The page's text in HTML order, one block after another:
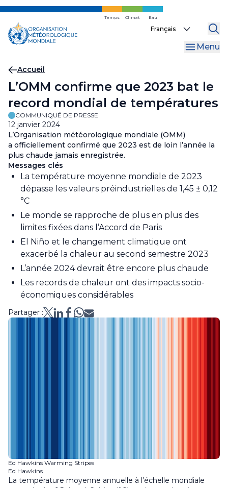
Skip
main
content
Temps Climat Eau
Select
Menu
Fil
d'Ariane
Accueil
L’OMM confirme que 2023 bat le
record mondial de températures
COMMUNIQUÉ DE PRESSE
12 janvier 2024
L’Organisation météorologique mondiale (OMM)
a officiellement confirmé que 2023 est de loin l’année la
plus chaude jamais enregistrée.
Messages clés
La température moyenne mondiale de 2023
dépasse les valeurs préindustrielles de 1,45 ± 0,12
°C
Le monde se rapproche de plus en plus des
limites fixées dans l’Accord de Paris
El Niño et le changement climatique ont
exacerbé la chaleur au second semestre 2023
L’année 2024 devrait être encore plus chaude
Les records de chaleur ont des impacts socio-
économiques considérables
Partager :
Ed Hawkins Warming Stripes
Ed Hawkins
La température moyenne annuelle à l’échelle mondiale